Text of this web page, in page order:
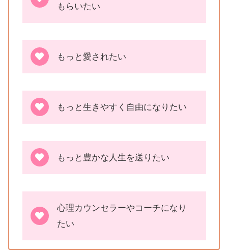
もらいたい
もっと愛されたい
もっと生きやすく自由になりたい
もっと豊かな人生を送りたい
心理カウンセラーやコーチになり
たい